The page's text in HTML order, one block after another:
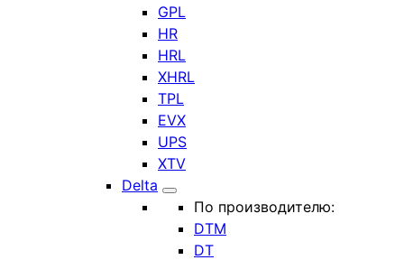
GPL
HR
HRL
XHRL
TPL
EVX
UPS
XTV
Delta
По производителю:
DTM
DT